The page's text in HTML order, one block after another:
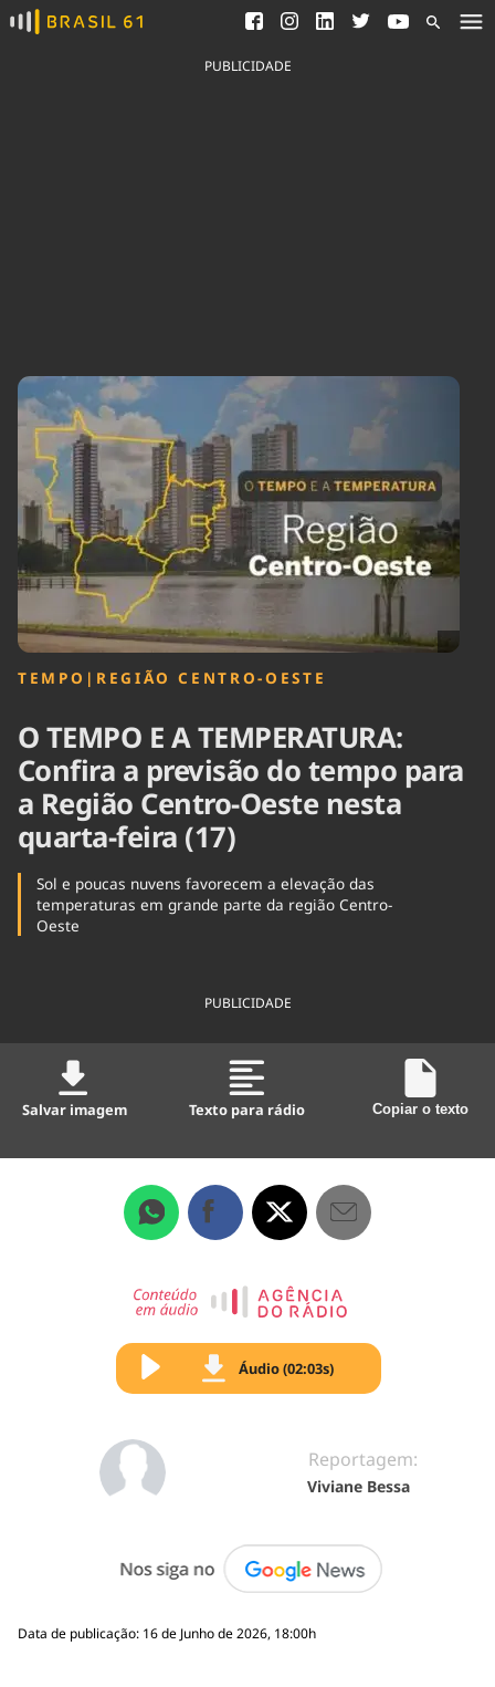
Ver todas as notícias
Saneamento
Indicadores
Agronegócios
Brasil
Brasil Mineral
Ciência &
Tecnologia
Cinema
Comportamento
Cultura
Economia
Educação
Infraestrutura
Internacional
Política
Saúde
Tempo
PUBLICIDADE
TEMPO | REGIÃO CENTRO-OESTE
O TEMPO E A TEMPERATURA:
Confira a previsão do tempo para
a Região Centro-Oeste nesta
quarta-feira (17)
Sol e poucas nuvens favorecem a elevação das
temperaturas em grande parte da região Centro-
Oeste
PUBLICIDADE
Salvar imagem Texto para rádio Copiar o texto
Áudio (02:03s)
Reportagem:
Viviane Bessa
Data de publicação: 16 de Junho de 2026, 18:00h